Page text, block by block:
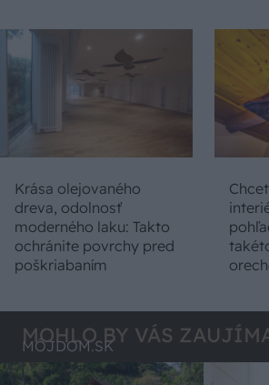
Krása olejovaného
dreva, odolnosť
moderného laku: Takto
ochránite povrchy pred
poškriabaním
MOHLO BY VÁS
MÔJDOM.SK